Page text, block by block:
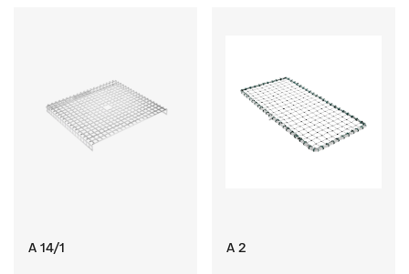
A 14/1 A 2